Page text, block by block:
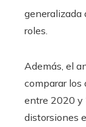
generalizada
roles.
Además, el
comparar los
entre 2020 y
distorsiones